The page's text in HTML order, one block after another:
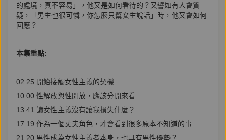
的處境，真不容易」，他又是如何看待的？又譬如有人會質
疑，「男生也很可憐，你怎麼只幫女生說話」時，他又會如何
回應？
本集重點:
02:25 開始接觸女性主義的契機
10:00 性解放與性開放，應該分開來看
13:41 讀女性主義沒有讓我損失什麼？
17:19 作為一個丈夫角色，才會看到很多原本不知道的事
21:20 男性成為女性主義者本身，也具有男性優勢？